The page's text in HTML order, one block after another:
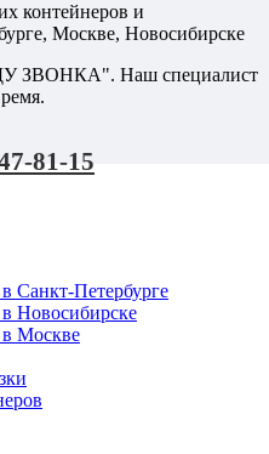
контейнеров и
Москве, Новосибирске
ЗВОНКА". Наш специалист
81-15
Санкт-Петербурге
Новосибирске
Москве